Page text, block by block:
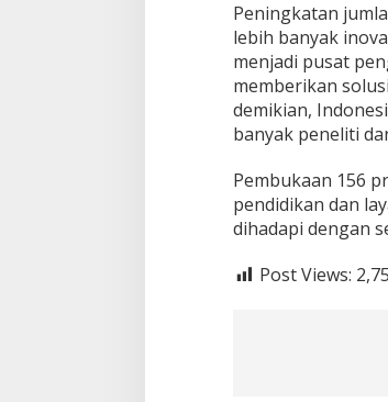
Peningkatan
lebih banyak
menjadi pusat
memberikan
demikian,
banyak peneliti
Pembukaan 156
pendidikan dan
dihadapi dengan
Post Views: